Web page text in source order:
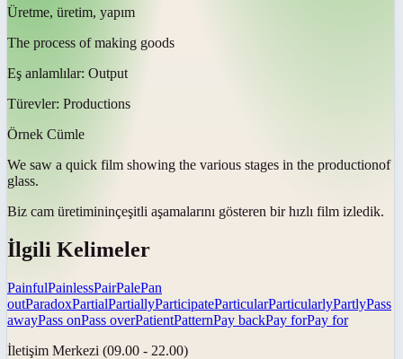
Üretme, üretim, yapım
The process of making goods
Eş anlamlılar: Output
Türevler: Productions
Örnek Cümle
We saw a quick film showing the various stages in the productionof
glass.
Biz cam üretimininçeşitli aşamalarını gösteren bir hızlı film izledik.
İlgili Kelimeler
PainfulPainlessPairPalePan
outParadoxPartialPartiallyParticipateParticularParticularlyPartlyPass
awayPass onPass overPatientPatternPay backPay forPay for
İletişim Merkezi (09.00 - 22.00)